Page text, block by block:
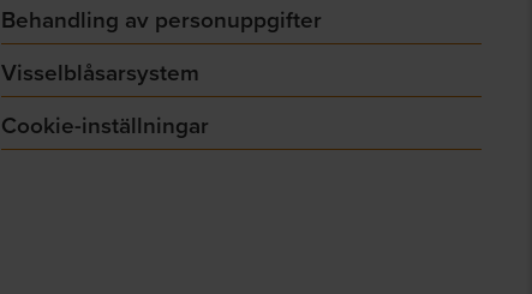
Behandling av personuppgifter
Visselblåsarsystem
Cookie-inställningar